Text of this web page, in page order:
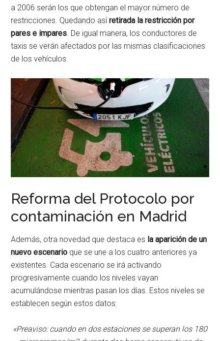
a 2006 serán los que obtengan el mayor número de
restricciones. Quedando asíretirada la restricción por
pares e impares . De igual manera, los conductores de
taxis se verán afectados por las mismas clasificaciones
de los vehículos.
Reforma del Protocolo por
contaminación en Madrid
Además, otra novedad que destaca es la aparición de un
nuevo escenario que se une a los cuatro anteriores ya
existentes. Cada escenario se irá activando
progresivamente cuando los niveles vayan
acumulándose mientras pasan los días. Estos niveles se
establecen según estos datos:
«Preaviso: cuando en dos estaciones se superan los 180